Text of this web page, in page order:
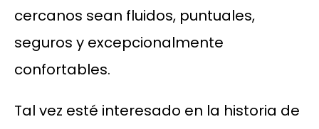
cercanos sean fluidos, puntuales,
seguros y excepcionalmente
confortables.
Tal vez esté interesado en la historia de